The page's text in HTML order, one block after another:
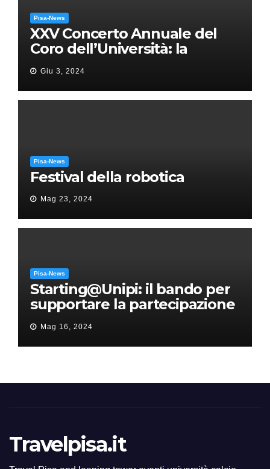
Pisa-News
XXV Concerto Annuale del
Coro dell’Università: la
“Messa in gloria” di Giacomo
Puccini
Giu 3, 2024
Pisa-News
Festival della robotica
Mag 23, 2024
Pisa-News
Starting@Unipi: il bando per
supportare la partecipazione
all’ERC Starting Grant
Mag 16, 2024
Travelpisa.it